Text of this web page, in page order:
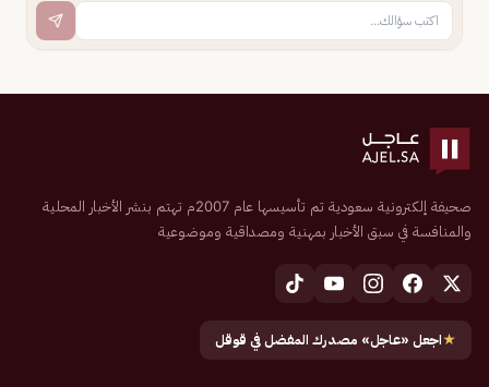
صحيفة إلكترونية سعودية تم تأسيسها عام 2007م تهتم بنشر الأخبار المحلية
والمنافسة في سبق الأخبار بمهنية ومصداقية وموضوعية
★اجعل «عاجل» مصدرك المفضل في قوقل